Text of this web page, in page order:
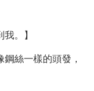
。】
絲一樣的頭發，